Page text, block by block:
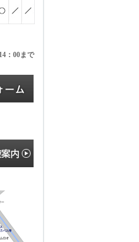
：00まで